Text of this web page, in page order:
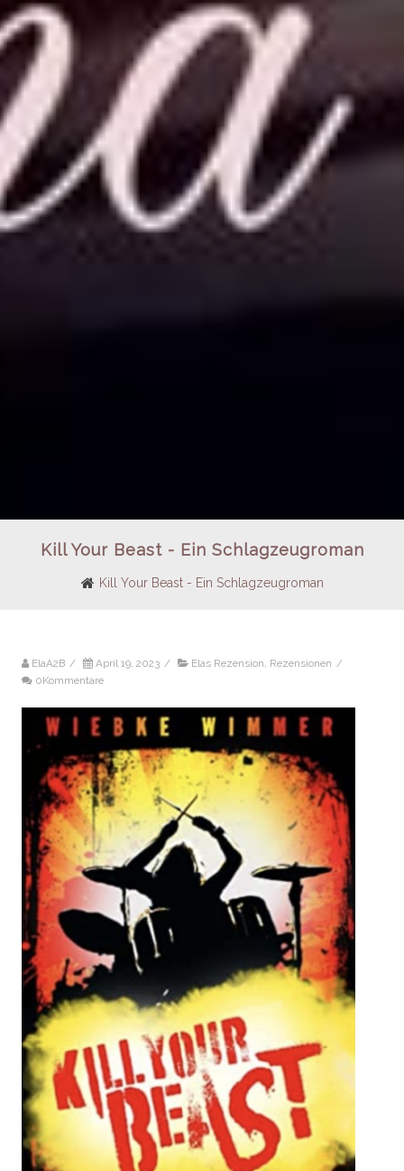
Kill Your Beast - Ein Schlagzeugroman
Kill Your Beast - Ein Schlagzeugroman
ElaA2B / April 19, 2023 / Elas Rezension, Rezensionen /
0Kommentare